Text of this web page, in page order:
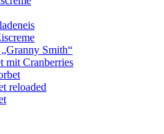
Smith“
mit Cranberries
reloaded